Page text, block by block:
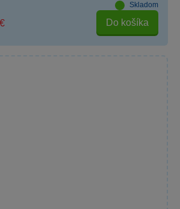
Skladom
Do košíka